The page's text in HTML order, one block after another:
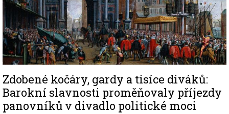
Zdobené kočáry, gardy a tisíce diváků:
Barokní slavnosti proměňovaly příjezdy
panovníků v divadlo politické moci